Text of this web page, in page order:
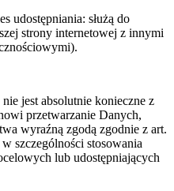
udostępniania: służą do
strony internetowej z innymi
jest absolutnie konieczne z
przetwarzanie Danych,
wyraźną zgodą zgodnie z art.
szczególności stosowania
lub udostępniających